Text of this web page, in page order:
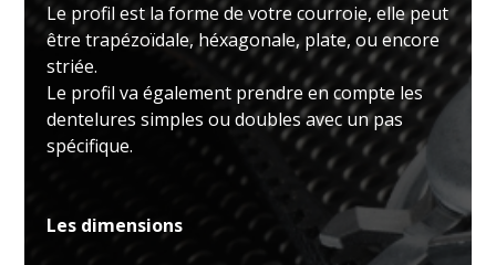
Le profil est la forme de votre courroie, elle peut
être trapézoïdale, héxagonale, plate, ou encore
striée.
Le profil va également prendre en compte les
dentelures simples ou doubles avec un pas
spécifique.
Les dimensions